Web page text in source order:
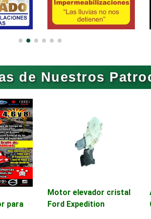
Artículos Deportivos
Artículos para Regalos
Aseguradoras
Asilos
Audio, Sonido e
Iluminación
Automatización
de Nuestros
para
Motor elevador cristal
Ford Expedition